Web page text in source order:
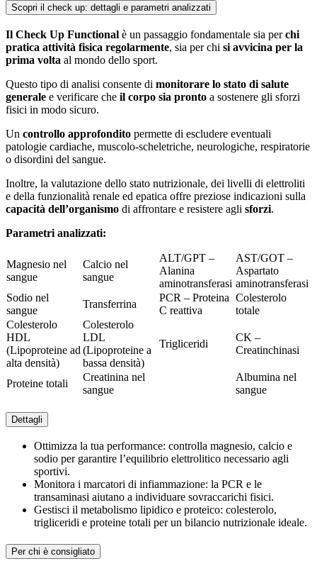
Scopri il check up: dettagli e parametri analizzati
Il Check Up Functional è un passaggio fondamentale sia perchi
pratica attività fisica regolarmente, sia per chi si avvicina per la
prima volta al mondo dello sport.
Questo tipo di analisi consente di monitorare lo stato di salute
generale e verificare che il corpo sia pronto a sostenere gli sforzi
fisici in modo sicuro.
Un controllo approfondito permette di escludere eventuali
patologie cardiache, muscolo-scheletriche, neurologiche, respiratorie
o disordini del sangue.
Inoltre, la valutazione dello stato nutrizionale, dei livelli di elettroliti
e della funzionalità renale ed epatica offre preziose indicazioni sulla
capacità dell’organismo di affrontare e resistere agli sforzi.
Parametri analizzati:
Magnesio nel
sangue
Calcio nel
sangue
ALT/GPT –
Alanina
aminotransferasi
AST/GOT –
Aspartato
aminotransferasi
Sodio nel
sangue
Transferrina
PCR – Proteina
C reattiva
Colesterolo
totale
Colesterolo
HDL
(Lipoproteine ad
alta densità)
Colesterolo
LDL
(Lipoproteine a
bassa densità)
Trigliceridi
CK –
Creatinchinasi
Proteine totali
Creatinina nel
sangue
Albumina nel
sangue
Dettagli
Ottimizza la tua performance: controlla magnesio, calcio e
sodio per garantire l’equilibrio elettrolitico necessario agli
sportivi.
Monitora i marcatori di infiammazione: la PCR e le
transaminasi aiutano a individuare sovraccarichi fisici.
Gestisci il metabolismo lipidico e proteico: colesterolo,
trigliceridi e proteine totali per un bilancio nutrizionale ideale.
Per chi è consigliato